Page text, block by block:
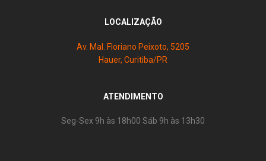
LOCALIZAÇÃO
Av. Mal. Floriano Peixoto, 5205
Hauer, Curitiba/PR
ATENDIMENTO
Seg-Sex 9h às 18h00 Sáb 9h às 13h30